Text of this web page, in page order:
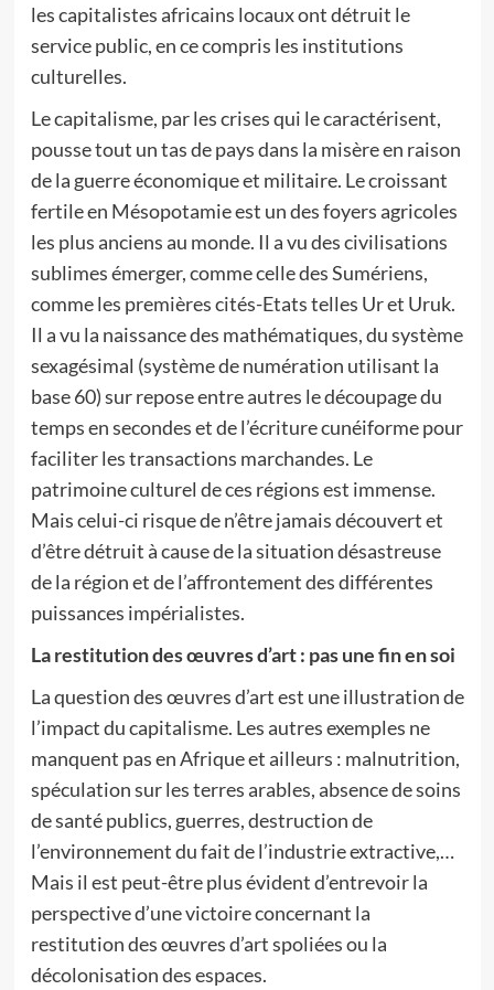
les capitalistes africains locaux ont détruit le
service public, en ce compris les institutions
culturelles.
Le capitalisme, par les crises qui le caractérisent,
pousse tout un tas de pays dans la misère en raison
de la guerre économique et militaire. Le croissant
fertile en Mésopotamie est un des foyers agricoles
les plus anciens au monde. Il a vu des civilisations
sublimes émerger, comme celle des Sumériens,
comme les premières cités-Etats telles Ur et Uruk.
Il a vu la naissance des mathématiques, du système
sexagésimal (système de numération utilisant la
base 60) sur repose entre autres le découpage du
temps en secondes et de l’écriture cunéiforme pour
faciliter les transactions marchandes. Le
patrimoine culturel de ces régions est immense.
Mais celui-ci risque de n’être jamais découvert et
d’être détruit à cause de la situation désastreuse
de la région et de l’affrontement des différentes
puissances impérialistes.
La restitution des œuvres d’art : pas une fin en soi
La question des œuvres d’art est une illustration de
l’impact du capitalisme. Les autres exemples ne
manquent pas en Afrique et ailleurs : malnutrition,
spéculation sur les terres arables, absence de soins
de santé publics, guerres, destruction de
l’environnement du fait de l’industrie extractive,…
Mais il est peut-être plus évident d’entrevoir la
perspective d’une victoire concernant la
restitution des œuvres d’art spoliées ou la
décolonisation des espaces.